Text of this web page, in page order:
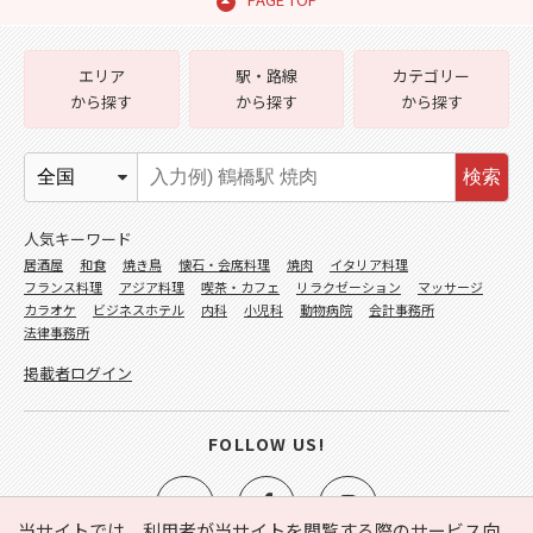
エリア
から探す
駅・路線
から探す
カテゴリー
から探す
検索
人気キーワード
居酒屋 和食 焼き鳥 懐石・会席料理 焼肉
イタリア料理
フランス料理
アジア料理 喫茶・カフェ リラクゼーション
マッサージ
カラオケ
ビジネスホテル 内科 小児科 動物病院
会計事務所
法律事務所
掲載者ログイン
FOLLOW US!